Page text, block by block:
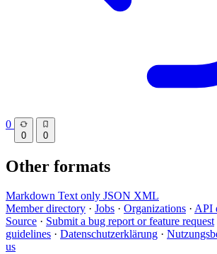
0
0 0
Other formats
Markdown Text only JSON XML
Member directory · Jobs · Organizations · API
Source · Submit a bug report or feature request
guidelines · Datenschutzerklärung ·
us